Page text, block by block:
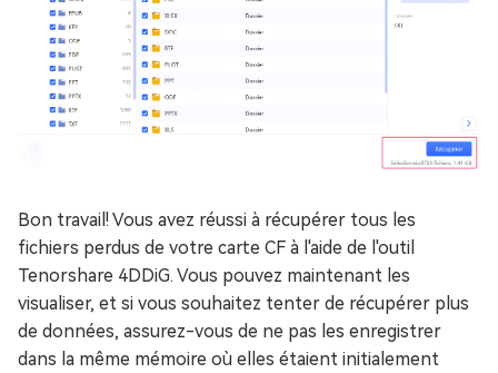
Bon travail! Vous avez réussi à récupérer tous les
fichiers perdus de votre carte CF à l'aide de l'outil
Tenorshare 4DDiG. Vous pouvez maintenant les
visualiser, et si vous souhaitez tenter de récupérer plus
de données, assurez-vous de ne pas les enregistrer
dans la même mémoire où elles étaient initialement